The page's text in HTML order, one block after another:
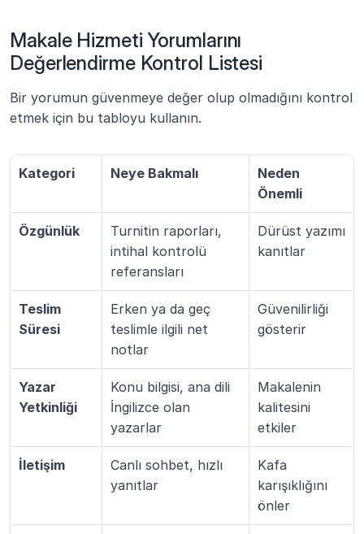
Makale Hizmeti Yorumlarını
Değerlendirme Kontrol Listesi
Bir yorumun güvenmeye değer olup olmadığını kontrol
etmek için bu tabloyu kullanın.
Kategori Neye Bakmalı
Neden
Önemli
Özgünlük
Turnitin raporları,
intihal kontrolü
referansları
Dürüst yazımı
kanıtlar
Teslim
Süresi
Erken ya da geç
teslimle ilgili net
notlar
Güvenilirliği
gösterir
Yazar
Yetkinliği
Konu bilgisi, ana dili
İngilizce olan
yazarlar
Makalenin
kalitesini
etkiler
İletişim
Canlı sohbet, hızlı
yanıtlar
Kafa
karışıklığını
önler